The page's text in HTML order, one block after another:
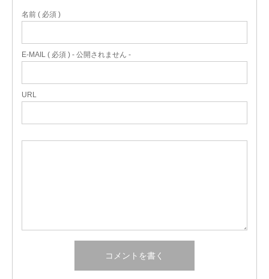
名前 ( 必須 )
E-MAIL ( 必須 ) - 公開されません -
URL